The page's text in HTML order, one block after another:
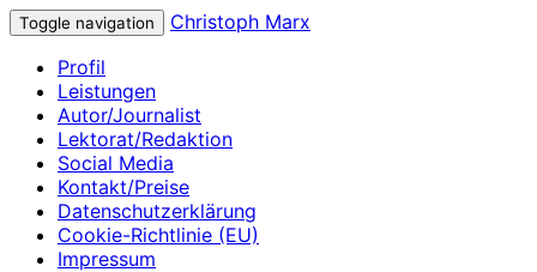
Toggle navigation
Christoph Marx
Profil
Leistungen
Autor/Journalist
Lektorat/Redaktion
Social Media
Kontakt/Preise
Datenschutzerklärung
Cookie-Richtlinie (EU)
Impressum